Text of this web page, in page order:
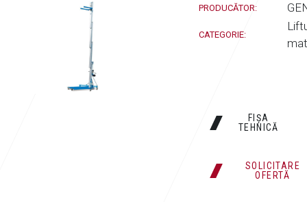
PRODUCĂTOR:
CATEGORIE:
FIȘA
TEHNICĂ
SOLICITARE
OFERTĂ